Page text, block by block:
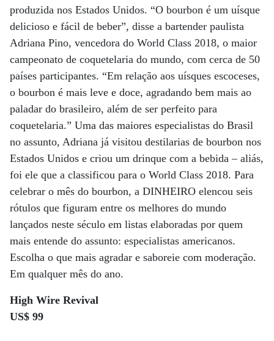
produzida nos Estados Unidos. “O bourbon é um uísque
delicioso e fácil de beber”, disse a bartender paulista
Adriana Pino, vencedora do World Class 2018, o maior
campeonato de coquetelaria do mundo, com cerca de 50
países participantes. “Em relação aos uísques escoceses,
o bourbon é mais leve e doce, agradando bem mais ao
paladar do brasileiro, além de ser perfeito para
coquetelaria.” Uma das maiores especialistas do Brasil
no assunto, Adriana já visitou destilarias de bourbon nos
Estados Unidos e criou um drinque com a bebida – aliás,
foi ele que a classificou para o World Class 2018. Para
celebrar o mês do bourbon, a DINHEIRO elencou seis
rótulos que figuram entre os melhores do mundo
lançados neste século em listas elaboradas por quem
mais entende do assunto: especialistas americanos.
Escolha o que mais agradar e saboreie com moderação.
Em qualquer mês do ano.
High Wire Revival
US$ 99